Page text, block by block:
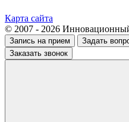
Карта сайта
© 2007 - 2026
Запись на прием Задать
Заказать звонок